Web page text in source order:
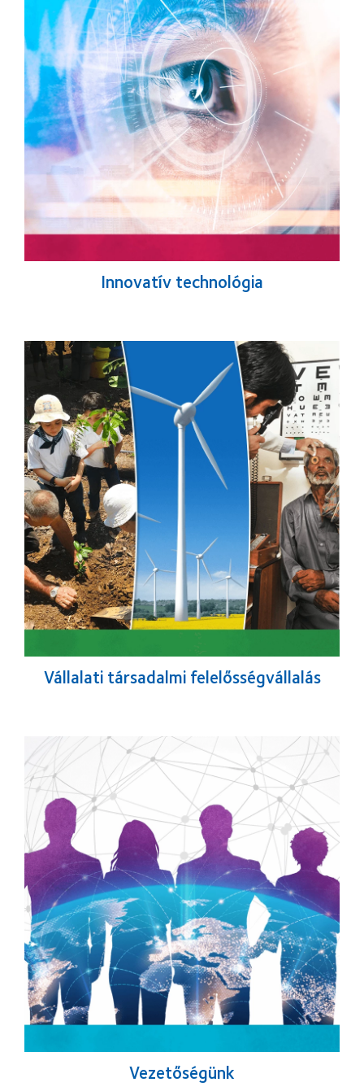
Innovatív technológia
Vállalati társadalmi felelősségvállalás
Vezetőségünk